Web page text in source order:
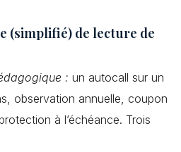
(simplifié) de lecture de
: un autocall sur un
observation annuelle, coupon
à l’échéance. Trois